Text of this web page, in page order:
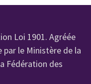
Loi 1901. Agréée
le Ministère de la
Fédération des